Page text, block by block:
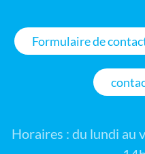
Formulaire de
Horaires : du lundi au